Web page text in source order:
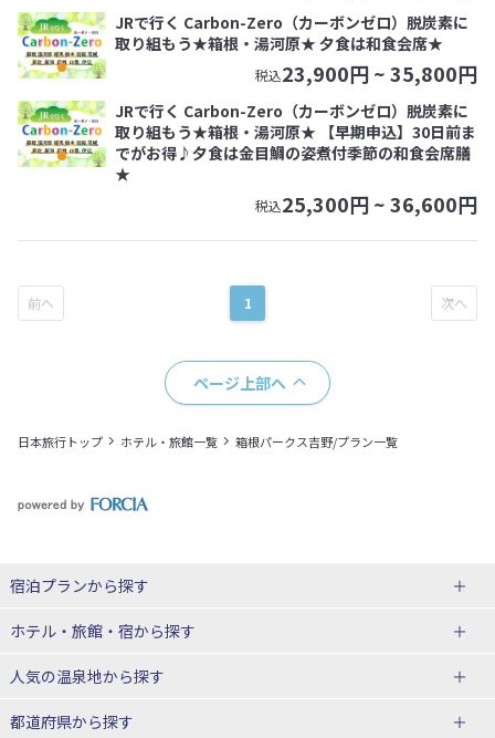
JRで行く Carbon-Zero（カーボンゼロ）脱炭素に
取り組もう★箱根・湯河原★ 夕食は和食会席★
税込23,900円 ~35,800円
JRで行く Carbon-Zero（カーボンゼロ）脱炭素に
取り組もう★箱根・湯河原★ 【早期申込】30日前ま
でがお得♪夕食は金目鯛の姿煮付季節の和食会席膳
★
税込25,300円 ~36,600円
1
ページ上部へ
日本旅行トップ ホテル・旅館一覧 箱根パークス吉野/プラン一覧
宿泊プランから探す
北海道
東北
青森県
ホテル・旅館・宿から探す
北海道ホテル・旅館
人気の温泉地から探す
北海道
都道府県から探す